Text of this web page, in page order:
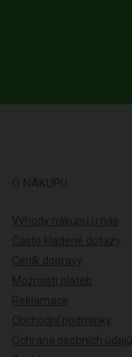
O NÁKUPU
Výhody nákupu u nás
Často kladené dotazy
Ceník dopravy
Možnosti plateb
Reklamace
Obchodní podmínky
Ochrana osobních údajů